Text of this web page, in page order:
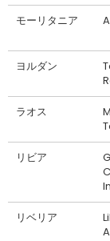
モーリタニア
ヨルダン
ラオス
リビア
リベリア